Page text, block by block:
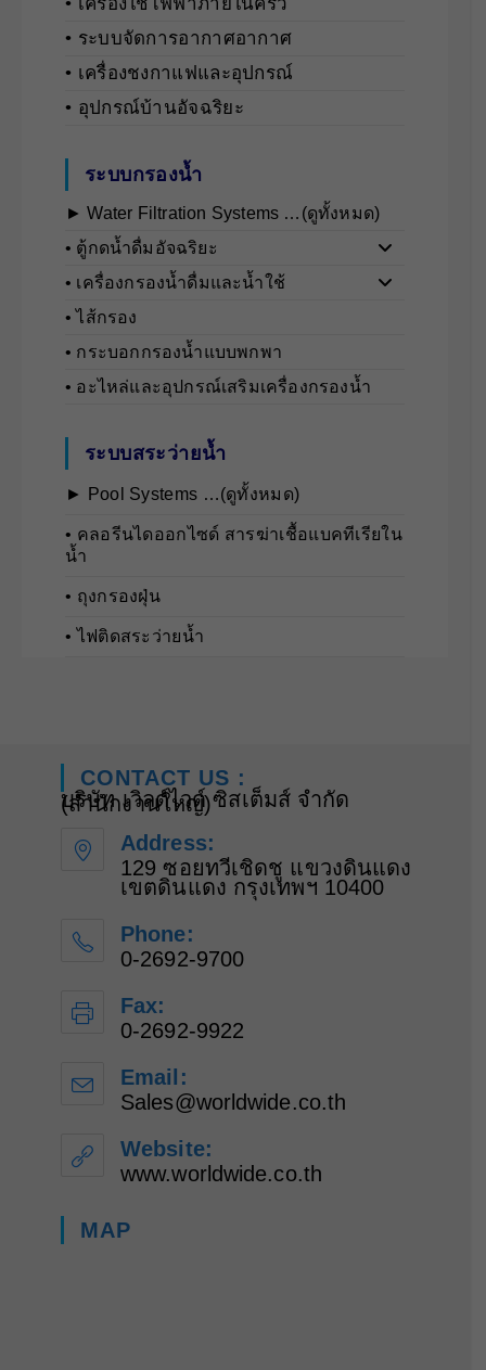
• ระบบจัดการอากาศอากาศ
• เครื่องชงกาแฟและอุปกรณ์
• อุปกรณ์บ้านอัจฉริยะ
ระบบกรองน้ำ
► Water Filtration Systems …(ดูทั้งหมด)
• ตู้กดน้ำดื่มอัจฉริยะ
• เครื่องกรองน้ำดื่มและน้ำใช้
• ไส้กรอง
• กระบอกกรองน้ำแบบพกพา
• อะไหล่และอุปกรณ์เสริมเครื่องกรองน้ำ
ระบบสระว่ายน้ำ
► Pool Systems …(ดูทั้งหมด)
• คลอรีนไดออกไซด์ สารฆ่าเชื้อแบคทีเรียใน
น้ำ
• ถุงกรองฝุ่น
• ไฟติดสระว่ายน้ำ
CONTACT US :
บริษัท เวิลด์ไวด์ ซิสเต็มส์ จำกัด
(สำนักงานใหญ่)
Address:
129 ซอยทวีเชิดชู แขวงดินแดง
เขตดินแดง กรุงเทพฯ 10400
Phone:
0-2692-9700
Fax:
0-2692-9922
Email:
Sales@worldwide.co.th
Website:
www.worldwide.co.th
MAP